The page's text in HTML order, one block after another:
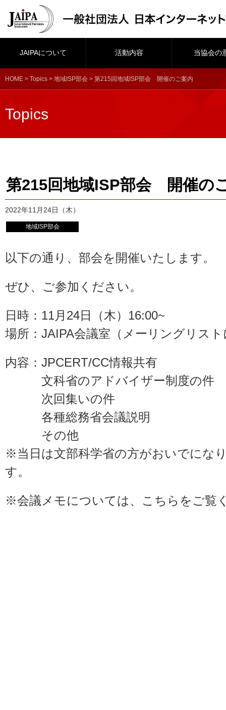
JAIPAについて 活動内容 当協会の
HOME > Topics > 地域ISP部会 > 第215回地域ISP部会 開催のご案内
Topics
第215回地域ISP部会 開催の
2022年11月24日（木）
地域ISP部会
以下の通り、部会を開催いたします。
ぜひ、ご参加ください。
日時：11月24日（木）16:00~
場所：JAIPA会議室（メーリングリス
内容：JPCERT/CC情報共有
文科省のアドバイザー制度の件
次回集いの件
各種総務省会議説明
その他
※当日は文部科学省の方がおいでにな
す。
※会議メモについては、 こちら をご覧